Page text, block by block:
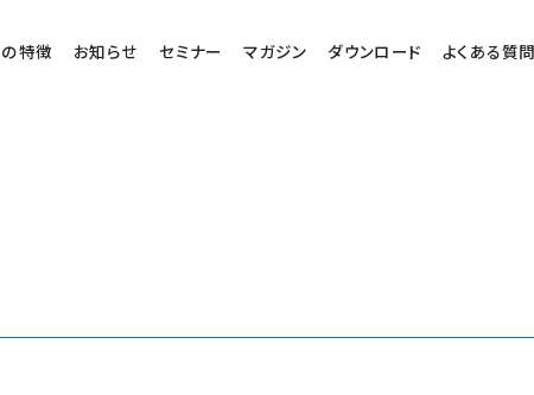
特徴 お知らせ セミナー マガジン ダウンロード よくある質問